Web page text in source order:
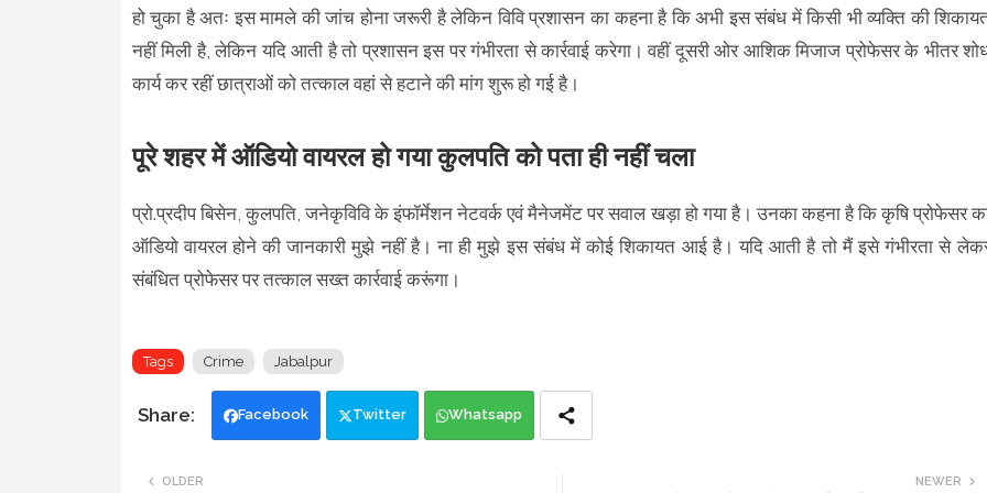
हो चुका है अतः इस मामले की जांच होना जरूरी है लेकिन विवि प्रशासन का कहना है कि अभी इस संबंध में किसी भी व्यक्ति की
नहीं मिली है, लेकिन यदि आती है तो प्रशासन इस पर गंभीरता से कार्रवाई करेगा। वहीं दूसरी ओर आशिक मिजाज प्रोफेसर के भीतर
कार्य कर रहीं छात्राओं को तत्काल वहां से हटाने की मांग शुरू हो गई है।
पूरे शहर में ऑडियो वायरल हो गया कुलपति को पता ही नहीं चला
प्रो.प्रदीप बिसेन, कुलपति, जनेकृविवि के इंफॉर्मेशन नेटवर्क एवं मैनेजमेंट पर सवाल खड़ा हो गया है। उनका कहना है कि कृषि प्रोफेसर
ऑडियो वायरल होने की जानकारी मुझे नहीं है। ना ही मुझे इस संबंध में कोई शिकायत आई है। यदि आती है तो मैं इसे गंभीरता से
संबंधित प्रोफेसर पर तत्काल सख्त कार्रवाई करूंगा।
Tags Crime Jabalpur
Facebook Twitter Whatsapp
NEWER
OLDER